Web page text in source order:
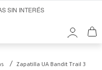
SIN INTERÉS
Zapatilla UA Bandit Trail 3